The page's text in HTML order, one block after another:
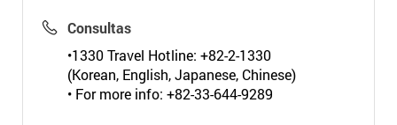
Consultas
•1330 Travel Hotline: +82-2-1330
(Korean, English, Japanese, Chinese)
• For more info: +82-33-644-9289